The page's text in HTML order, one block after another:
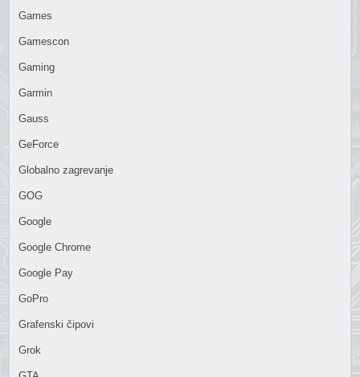
Games
Gamescon
Gaming
Garmin
Gauss
GeForce
Globalno zagrevanje
GOG
Google
Google Chrome
Google Pay
GoPro
Grafenski čipovi
Grok